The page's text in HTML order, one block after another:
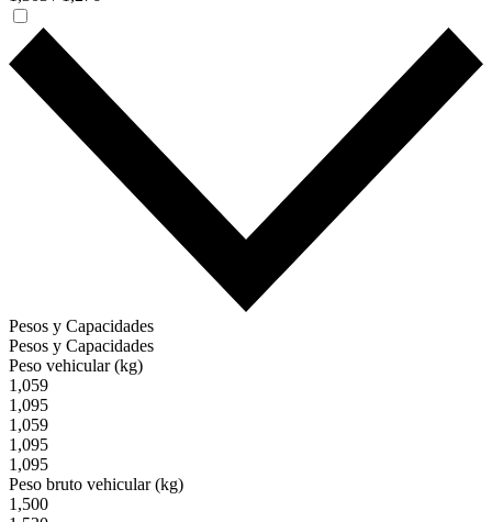
Pesos y Capacidades
Pesos y Capacidades
Peso vehicular (kg)
1,059
1,095
1,059
1,095
1,095
Peso bruto vehicular (kg)
1,500